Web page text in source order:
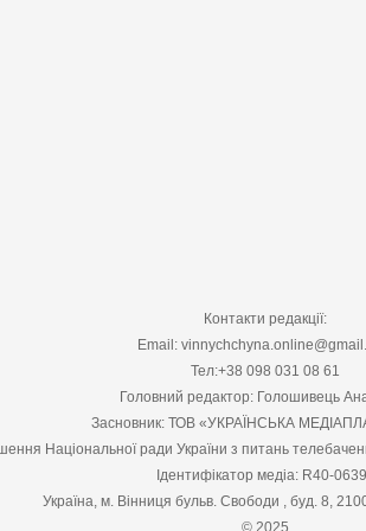
Контакти редакції:
Email:
Тел:+38 098 031 08 61
Головний редактор: Голошивець
Засновник: ТОВ «УКРАЇНСЬКА
Національної ради України з питань
Ідентифікатор медіа: R40-
Україна, м. Вінниця бульв. Свободи , буд. 8,